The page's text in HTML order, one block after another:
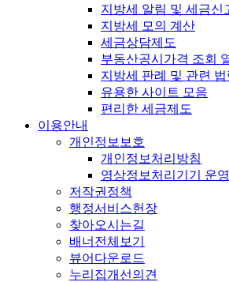
지방세 알림 및 세금신
지방세 모의 계산
세금상담제도
부동산공시가격 조회
지방세 판례 및 관련 법
유용한 사이트 모음
편리한 세금제도
이용안내
개인정보보호
개인정보처리방침
영상정보처리기기 운
저작권정책
행정서비스헌장
찾아오시는길
배너전체보기
뷰어다운로드
누리집개선의견